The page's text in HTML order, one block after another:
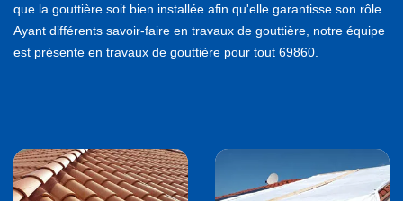
que la gouttière soit bien installée afin qu'elle garantisse son rôle.
Ayant différents savoir-faire en travaux de gouttière, notre équipe
est présente en travaux de gouttière pour tout 69860.